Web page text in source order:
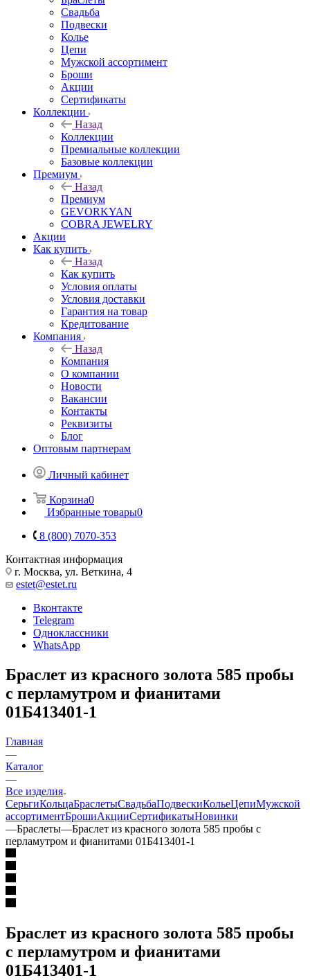
Свадьба
Подвески
Колье
Цепи
Мужской ассортимент
Броши
Акции
Сертификаты
Коллекции
Назад
Коллекции
Премиальные коллекции
Базовые коллекции
Премиум
Назад
Премиум
GEVORKYAN
COBRA JEWELRY
Акции
Как купить
Назад
Как купить
Условия оплаты
Условия доставки
Гарантия на товар
Кредитование
Компания
Назад
Компания
О компании
Новости
Вакансии
Контакты
Реквизиты
Блог
Оптовым партнерам
Личный кабинет
Корзина0
Избранные товары0
8 (800) 7070-353
Контактная информация
г. Москва, ул. Веткина, 4
estet@estet.ru
Вконтакте
Telegram
Одноклассники
WhatsApp
Браслет из красного золота 585 пробы
с перламутром и фианитами
01Б413401-1
Главная
—
Каталог
—
Все изделия
СерьгиКольцаБраслетыСвадьбаПодвескиКольеЦепиМужской
ассортиментБрошиАкцииСертификатыНовинки
—Браслеты—Браслет из красного золота 585 пробы с
перламутром и фианитами 01Б413401-1
Браслет из красного золота 585 пробы
с перламутром и фианитами
01Б413401-1